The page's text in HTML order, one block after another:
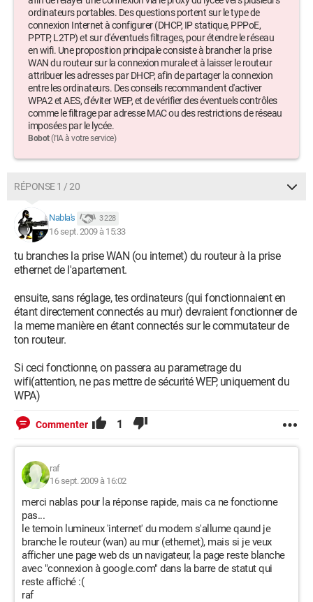
ordinateurs portables. Des questions portent sur le type de
connexion Internet à configurer (DHCP, IP statique, PPPoE,
PPTP, L2TP) et sur d'éventuels filtrages, pour étendre le réseau
en wifi. Une proposition principale consiste à brancher la prise
WAN du routeur sur la connexion murale et à laisser le routeur
attribuer les adresses par DHCP, afin de partager la connexion
entre les ordinateurs. Des conseils recommandent d'activer
WPA2 et AES, d'éviter WEP, et de vérifier des éventuels contrôles
comme le filtrage par adresse MAC ou des restrictions de réseau
imposées par le lycée.
Bobot(l'IA à votre service)
RÉPONSE 1 / 20
Nabla's 3 228
16 sept. 2009 à 15:33
tu branches la prise WAN (ou internet) du routeur à la prise
ethernet de l'apartement.
ensuite, sans réglage, tes ordinateurs (qui fonctionnaient en
étant directement connectés au mur) devraient fonctionner de
la meme manière en étant connectés sur le commutateur de
ton routeur.
Si ceci fonctionne, on passera au parametrage du
wifi(attention, ne pas mettre de sécurité WEP, uniquement du
WPA)
Commenter 1
raf
16 sept. 2009 à 16:02
merci nablas pour la réponse rapide, mais ca ne fonctionne
pas...
le temoin lumineux 'internet' du modem s'allume qaund je
branche le routeur (wan) au mur (ethernet), mais si je veux
afficher une page web ds un navigateur, la page reste blanche
avec "connexion à google.com" dans la barre de statut qui
reste affiché :(
raf